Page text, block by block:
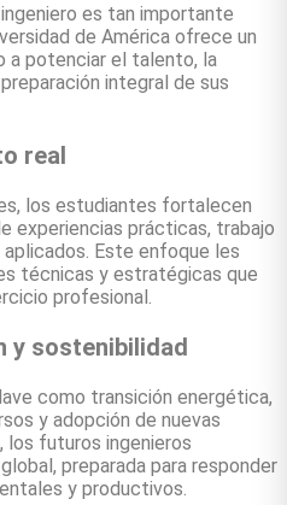
es tan importante
de América ofrece un
a potenciar el talento, la
integral de sus
real
los estudiantes fortalecen
experiencias prácticas, trabajo
Este enfoque les
técnicas y estratégicas que
profesional.
y sostenibilidad
como transición energética,
y adopción de nuevas
los futuros ingenieros
preparada para responder
y productivos.